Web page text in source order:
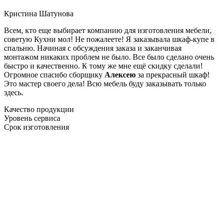
Кристина Шатунова
Всем, кто еще выбирает компанию для изготовления мебели,
советую Кухни мол! Не пожалеете! Я заказывала шкаф-купе в
спальню. Начиная с обсуждения заказа и заканчивая
монтажом никаких проблем не было. Все было сделано очень
быстро и качественно. К тому же мне ещё скидку сделали!
Огромное спасибо сборщику Алексею за прекрасный шкаф!
Это мастер своего дела! Всю мебель буду заказывать только
здесь.
Качество продукции
Уровень сервиса
Срок изготовления